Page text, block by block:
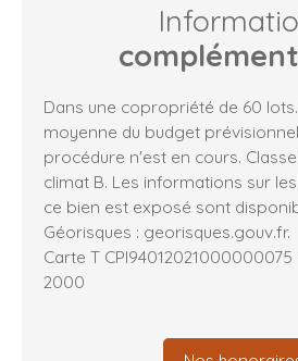
Dans une copropriété de 60
moyenne du budget
procédure n'est en cours.
climat B. Les informations sur
ce bien est exposé sont
Géorisques : georisques.gouv.fr.
Carte T CPI94012021000000075
2000